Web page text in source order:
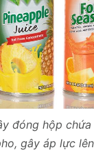
đóng hộp
gây áp lực